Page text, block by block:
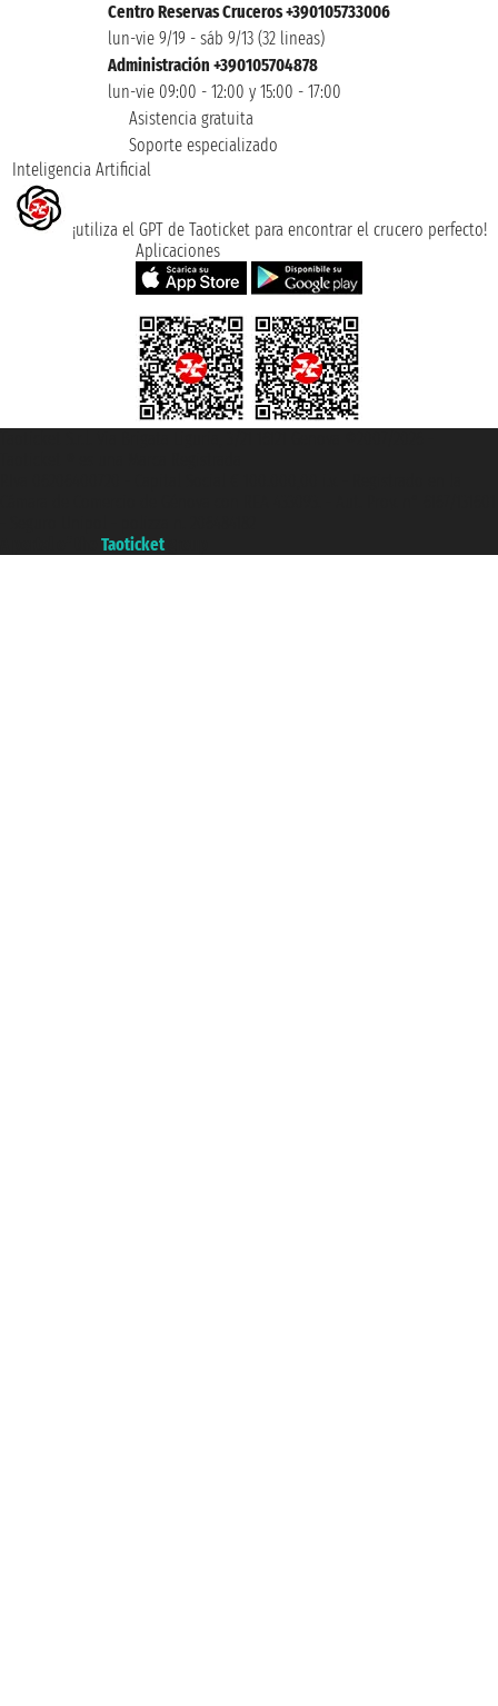
Centro Reservas Cruceros +390105733006
lun-vie 9/19 - sáb 9/13 (32 lineas)
Administración +390105704878
lun-vie 09:00 - 12:00 y 15:00 - 17:00
Asistencia gratuita
Soporte especializado
Inteligencia Artificial
¡utiliza el GPT de Taoticket para encontrar el crucero perfecto!
Aplicaciones
Taoticket